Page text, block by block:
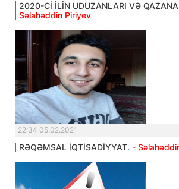
2020-Cİ İLİN UDUZANLARI VƏ
Səlahəddin Piriyev
22:34 05.02.2021
RƏQƏMSAL İQTİSADİYYAT. -